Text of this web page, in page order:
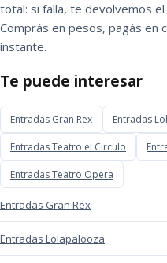
total: si falla, te devolvemos el
Comprás en pesos, pagás en
instante.
Te puede interesar
Entradas Gran Rex Entradas
Entradas Teatro el Circulo
Entradas Teatro Opera
Entradas Gran Rex
Entradas Lolapalooza